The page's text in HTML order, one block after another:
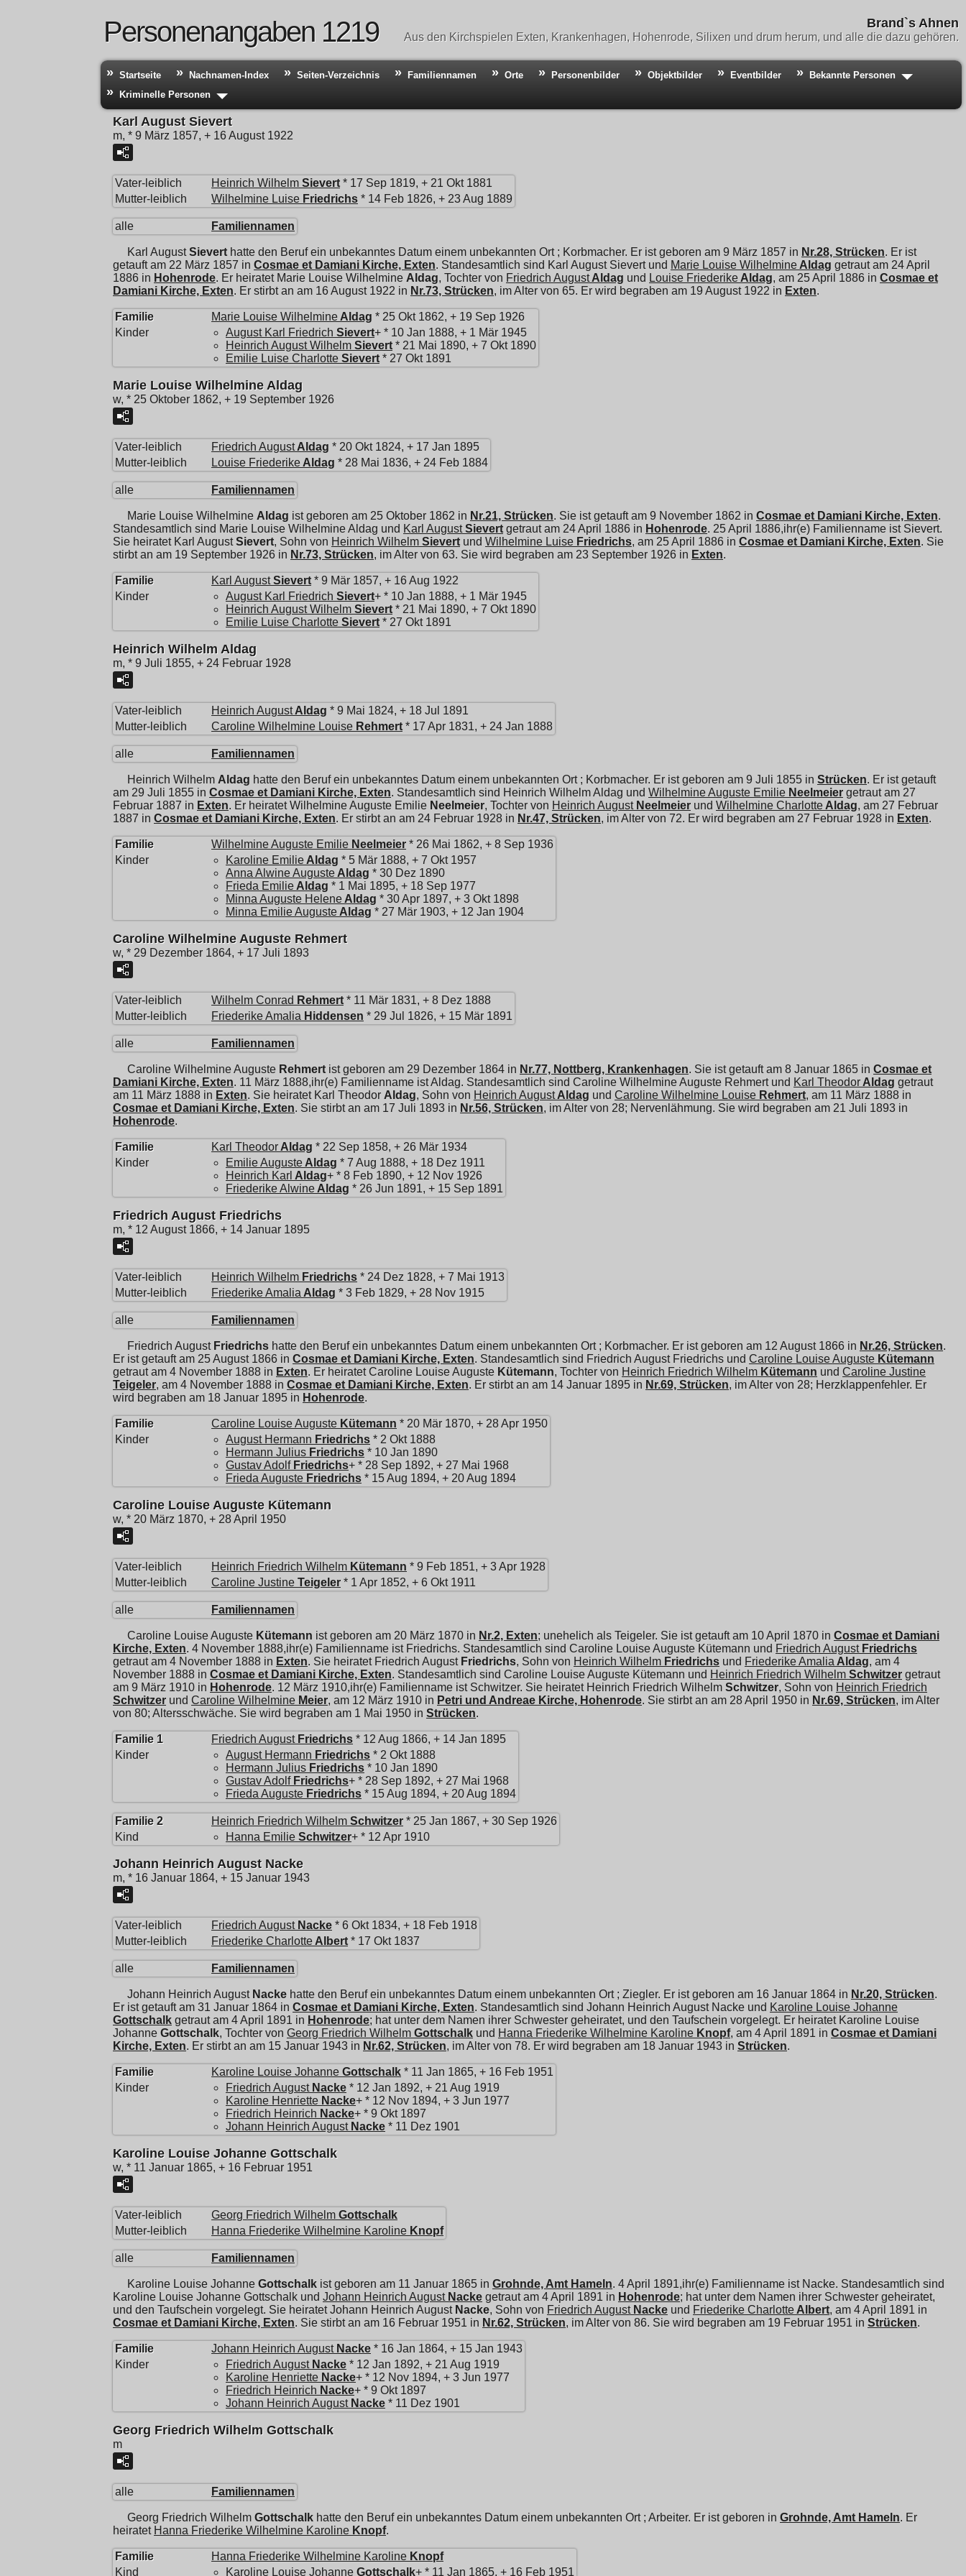
Brand`s Ahnen
Aus den Kirchspielen Exten, Krankenhagen, Hohenrode, Silixen und drum herum, und alle die dazu gehören.
Personenangaben 1219
Startseite Nachnamen-Index Seiten-Verzeichnis Familiennamen Orte Personenbilder Objektbilder Eventbilder
Bekannte Personen
Kriminelle Personen
Karl August Sievert
m, * 9 März 1857, + 16 August 1922
Vater-leiblich Heinrich Wilhelm Sievert * 17 Sep 1819, + 21 Okt 1881
Mutter-leiblich
Wilhelmine Luise Friedrichs * 14 Feb 1826, + 23 Aug 1889
alle Familiennamen
Karl August Sievert hatte den Beruf ein unbekanntes Datum einem unbekannten Ort ; Korbmacher. Er ist geboren am 9 März 1857 in Nr.28, Strücken. Er ist
getauft am 22 März 1857 in Cosmae et Damiani Kirche, Exten. Standesamtlich sind Karl August Sievert und Marie Louise Wilhelmine Aldag getraut am 24 April
1886 in Hohenrode. Er heiratet Marie Louise Wilhelmine Aldag, Tochter von Friedrich August Aldag und Louise Friederike Aldag, am 25 April 1886 in Cosmae et
Damiani Kirche, Exten. Er stirbt an am 16 August 1922 in Nr.73, Strücken, im Alter von 65. Er wird begraben am 19 August 1922 in Exten.
Familie Marie Louise Wilhelmine Aldag * 25 Okt 1862, + 19 Sep 1926
Kinder
August Karl Friedrich Sievert+ * 10 Jan 1888, + 1 Mär 1945
Heinrich August Wilhelm Sievert * 21 Mai 1890, + 7 Okt 1890
Emilie Luise Charlotte Sievert * 27 Okt 1891
Marie Louise Wilhelmine Aldag
w, * 25 Oktober 1862, + 19 September 1926
Vater-leiblich Friedrich August Aldag * 20 Okt 1824, + 17 Jan 1895
Mutter-leiblich
Louise Friederike Aldag * 28 Mai 1836, + 24 Feb 1884
alle Familiennamen
Marie Louise Wilhelmine Aldag ist geboren am 25 Oktober 1862 in Nr.21, Strücken. Sie ist getauft am 9 November 1862 in Cosmae et Damiani Kirche, Exten.
Standesamtlich sind Marie Louise Wilhelmine Aldag und Karl August Sievert getraut am 24 April 1886 in Hohenrode. 25 April 1886,ihr(e) Familienname ist Sievert.
Sie heiratet Karl August Sievert, Sohn von Heinrich Wilhelm Sievert und Wilhelmine Luise Friedrichs, am 25 April 1886 in Cosmae et Damiani Kirche, Exten. Sie
stirbt an am 19 September 1926 in Nr.73, Strücken, im Alter von 63. Sie wird begraben am 23 September 1926 in Exten.
Familie Karl August Sievert * 9 Mär 1857, + 16 Aug 1922
Kinder
August Karl Friedrich Sievert+ * 10 Jan 1888, + 1 Mär 1945
Heinrich August Wilhelm Sievert * 21 Mai 1890, + 7 Okt 1890
Emilie Luise Charlotte Sievert * 27 Okt 1891
Heinrich Wilhelm Aldag
m, * 9 Juli 1855, + 24 Februar 1928
Vater-leiblich Heinrich August Aldag * 9 Mai 1824, + 18 Jul 1891
Mutter-leiblich
Caroline Wilhelmine Louise Rehmert * 17 Apr 1831, + 24 Jan 1888
alle Familiennamen
Heinrich Wilhelm Aldag hatte den Beruf ein unbekanntes Datum einem unbekannten Ort ; Korbmacher. Er ist geboren am 9 Juli 1855 in Strücken. Er ist getauft
am 29 Juli 1855 in Cosmae et Damiani Kirche, Exten. Standesamtlich sind Heinrich Wilhelm Aldag und Wilhelmine Auguste Emilie Neelmeier getraut am 27
Februar 1887 in Exten. Er heiratetWilhelmine Auguste Emilie Neelmeier, Tochter von Heinrich August Neelmeier und Wilhelmine Charlotte Aldag, am 27 Februar
1887 in Cosmae et Damiani Kirche, Exten. Er stirbt an am 24 Februar 1928 in Nr.47, Strücken, im Alter von 72. Er wird begraben am 27 Februar 1928 in Exten.
Familie Wilhelmine Auguste Emilie Neelmeier * 26 Mai 1862, + 8 Sep 1936
Kinder
Karoline Emilie Aldag * 5 Mär 1888, + 7 Okt 1957
Anna Alwine Auguste Aldag * 30 Dez 1890
Frieda Emilie Aldag * 1 Mai 1895, + 18 Sep 1977
Minna Auguste Helene Aldag * 30 Apr 1897, + 3 Okt 1898
Minna Emilie Auguste Aldag * 27 Mär 1903, + 12 Jan 1904
Caroline Wilhelmine Auguste Rehmert
w, * 29 Dezember 1864, + 17 Juli 1893
Vater-leiblich Wilhelm Conrad Rehmert * 11 Mär 1831, + 8 Dez 1888
Mutter-leiblich
Friederike Amalia Hiddensen * 29 Jul 1826, + 15 Mär 1891
alle Familiennamen
Caroline Wilhelmine Auguste Rehmert ist geboren am 29 Dezember 1864 in Nr.77, Nottberg, Krankenhagen. Sie ist getauft am 8 Januar 1865 in Cosmae et
Damiani Kirche, Exten. 11 März 1888,ihr(e) Familienname ist Aldag. Standesamtlich sind Caroline Wilhelmine Auguste Rehmert und Karl Theodor Aldag getraut
am 11 März 1888 in Exten. Sie heiratet Karl Theodor Aldag, Sohn von Heinrich August Aldag und Caroline Wilhelmine Louise Rehmert, am 11 März 1888 in
Cosmae et Damiani Kirche, Exten. Sie stirbt an am 17 Juli 1893 in Nr.56, Strücken, im Alter von 28; Nervenlähmung. Sie wird begraben am 21 Juli 1893 in
Hohenrode.
Familie Karl Theodor Aldag * 22 Sep 1858, + 26 Mär 1934
Kinder
Emilie Auguste Aldag * 7 Aug 1888, + 18 Dez 1911
Heinrich Karl Aldag+ * 8 Feb 1890, + 12 Nov 1926
Friederike Alwine Aldag * 26 Jun 1891, + 15 Sep 1891
Friedrich August Friedrichs
m, * 12 August 1866, + 14 Januar 1895
Vater-leiblich Heinrich Wilhelm Friedrichs * 24 Dez 1828, + 7 Mai 1913
Mutter-leiblich
Friederike Amalia Aldag * 3 Feb 1829, + 28 Nov 1915
alle Familiennamen
Friedrich August Friedrichs hatte den Beruf ein unbekanntes Datum einem unbekannten Ort ; Korbmacher. Er ist geboren am 12 August 1866 in Nr.26, Strücken.
Er ist getauft am 25 August 1866 in Cosmae et Damiani Kirche, Exten. Standesamtlich sind Friedrich August Friedrichs und Caroline Louise Auguste Kütemann
getraut am 4 November 1888 in Exten. Er heiratetCaroline Louise Auguste Kütemann, Tochter von Heinrich Friedrich Wilhelm Kütemann und Caroline Justine
Teigeler, am 4 November 1888 in Cosmae et Damiani Kirche, Exten. Er stirbt an am 14 Januar 1895 in Nr.69, Strücken, im Alter von 28; Herzklappenfehler. Er
wird begraben am 18 Januar 1895 in Hohenrode.
Familie Caroline Louise Auguste Kütemann * 20 Mär 1870, + 28 Apr 1950
Kinder
August Hermann Friedrichs * 2 Okt 1888
Hermann Julius Friedrichs * 10 Jan 1890
Gustav Adolf Friedrichs+ * 28 Sep 1892, + 27 Mai 1968
Frieda Auguste Friedrichs * 15 Aug 1894, + 20 Aug 1894
Caroline Louise Auguste Kütemann
w, * 20 März 1870, + 28 April 1950
Vater-leiblich Heinrich Friedrich Wilhelm Kütemann * 9 Feb 1851, + 3 Apr 1928
Mutter-leiblich
Caroline Justine Teigeler * 1 Apr 1852, + 6 Okt 1911
alle Familiennamen
Caroline Louise Auguste Kütemann ist geboren am 20 März 1870 in Nr.2, Exten; unehelich als Teigeler. Sie ist getauft am 10 April 1870 in Cosmae et Damiani
Kirche, Exten. 4 November 1888,ihr(e) Familienname ist Friedrichs. Standesamtlich sind Caroline Louise Auguste Kütemann und Friedrich August Friedrichs
getraut am 4 November 1888 in Exten. Sie heiratet Friedrich August Friedrichs, Sohn von Heinrich Wilhelm Friedrichs und Friederike Amalia Aldag, am 4
November 1888 in Cosmae et Damiani Kirche, Exten. Standesamtlich sind Caroline Louise Auguste Kütemann und Heinrich Friedrich Wilhelm Schwitzer getraut
am 9 März 1910 in Hohenrode. 12 März 1910,ihr(e) Familienname ist Schwitzer. Sie heiratet Heinrich Friedrich Wilhelm Schwitzer, Sohn von Heinrich Friedrich
Schwitzer und Caroline Wilhelmine Meier, am 12 März 1910 in Petri und Andreae Kirche, Hohenrode. Sie stirbt an am 28 April 1950 in Nr.69, Strücken, im Alter
von 80; Altersschwäche. Sie wird begraben am 1 Mai 1950 in Strücken.
Familie 1 Friedrich August Friedrichs * 12 Aug 1866, + 14 Jan 1895
Kinder
August Hermann Friedrichs * 2 Okt 1888
Hermann Julius Friedrichs * 10 Jan 1890
Gustav Adolf Friedrichs+ * 28 Sep 1892, + 27 Mai 1968
Frieda Auguste Friedrichs * 15 Aug 1894, + 20 Aug 1894
Familie 2 Heinrich Friedrich Wilhelm Schwitzer * 25 Jan 1867, + 30 Sep 1926
Kind
Hanna Emilie Schwitzer+ * 12 Apr 1910
Johann Heinrich August Nacke
m, * 16 Januar 1864, + 15 Januar 1943
Vater-leiblich Friedrich August Nacke * 6 Okt 1834, + 18 Feb 1918
Mutter-leiblich
Friederike Charlotte Albert * 17 Okt 1837
alle Familiennamen
Johann Heinrich August Nacke hatte den Beruf ein unbekanntes Datum einem unbekannten Ort ; Ziegler. Er ist geboren am 16 Januar 1864 in Nr.20, Strücken.
Er ist getauft am 31 Januar 1864 in Cosmae et Damiani Kirche, Exten. Standesamtlich sind Johann Heinrich August Nacke und Karoline Louise Johanne
Gottschalk getraut am 4 April 1891 in Hohenrode; hat unter dem Namen ihrer Schwester geheiratet, und den Taufschein vorgelegt. Er heiratet Karoline Louise
Johanne Gottschalk, Tochter von Georg Friedrich Wilhelm Gottschalk und Hanna Friederike Wilhelmine Karoline Knopf, am 4 April 1891 in Cosmae et Damiani
Kirche, Exten. Er stirbt an am 15 Januar 1943 in Nr.62, Strücken, im Alter von 78. Er wird begraben am 18 Januar 1943 in Strücken.
Familie Karoline Louise Johanne Gottschalk * 11 Jan 1865, + 16 Feb 1951
Kinder
Friedrich August Nacke * 12 Jan 1892, + 21 Aug 1919
Karoline Henriette Nacke+ * 12 Nov 1894, + 3 Jun 1977
Friedrich Heinrich Nacke+ * 9 Okt 1897
Johann Heinrich August Nacke * 11 Dez 1901
Karoline Louise Johanne Gottschalk
w, * 11 Januar 1865, + 16 Februar 1951
Vater-leiblich Georg Friedrich Wilhelm Gottschalk
Mutter-leiblich
Hanna Friederike Wilhelmine Karoline Knopf
alle Familiennamen
Karoline Louise Johanne Gottschalk ist geboren am 11 Januar 1865 in Grohnde, Amt Hameln. 4 April 1891,ihr(e) Familienname ist Nacke. Standesamtlich sind
Karoline Louise Johanne Gottschalk und Johann Heinrich August Nacke getraut am 4 April 1891 in Hohenrode; hat unter dem Namen ihrer Schwester geheiratet,
und den Taufschein vorgelegt. Sie heiratetJohann Heinrich August Nacke, Sohn von Friedrich August Nacke und Friederike Charlotte Albert, am 4 April 1891 in
Cosmae et Damiani Kirche, Exten. Sie stirbt an am 16 Februar 1951 in Nr.62, Strücken, im Alter von 86. Sie wird begraben am 19 Februar 1951 in Strücken.
Familie Johann Heinrich August Nacke * 16 Jan 1864, + 15 Jan 1943
Kinder
Friedrich August Nacke * 12 Jan 1892, + 21 Aug 1919
Karoline Henriette Nacke+ * 12 Nov 1894, + 3 Jun 1977
Friedrich Heinrich Nacke+ * 9 Okt 1897
Johann Heinrich August Nacke * 11 Dez 1901
Georg Friedrich Wilhelm Gottschalk
m
alle Familiennamen
Georg Friedrich Wilhelm Gottschalk hatte den Beruf ein unbekanntes Datum einem unbekannten Ort ; Arbeiter. Er ist geboren in Grohnde, Amt Hameln. Er
heiratet Hanna Friederike Wilhelmine Karoline Knopf.
Familie Hanna Friederike Wilhelmine Karoline Knopf
Kind
Karoline Louise Johanne Gottschalk+ * 11 Jan 1865, + 16 Feb 1951